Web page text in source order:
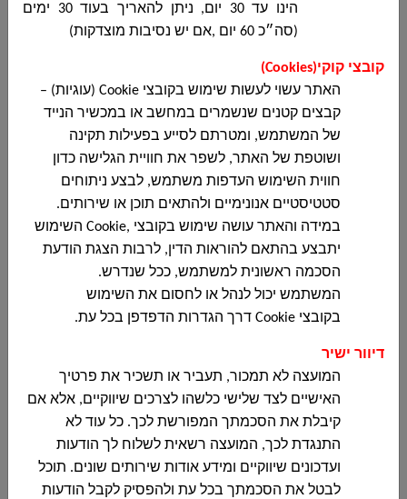
הודעה על הארכת מועד הגשה מכרז מס 09-
2025 לביצוע עבודות שיפוצים בבית ספר תיכון
مجلس دير الاسد المحلي
הודעה על הארכת מועד הגשה מכרז מס 09-2025
לביצוע עבודות שיפוצים בבית ספר תיכון...
פרסום חוזר מכרז 07-2025 לביצוע עבודות בנייה
ופיתוח מרכז יום טיפולי סיעודי למוגבליות
مجلس دير الاسد المحلي
פרסום חוזר מכרז 07-2025 לביצוע עבודות בנייה
ופיתוח מרכז יום טיפולי סיעודי למוגבליות...
מכרז 10-2025 לביצוע עבודות קבלניות – גינת גג
מרכז פיס קהילתי דיר אל אסד
مجلس دير الاسد المحلي
מכרז 10-2025 לביצוע עבודות קבלניות – גינת גג
מרכז פיס קהילתי דיר אל אסד ...
הינו עד 30 יום, ניתן להאריך בעוד 30 ימים
(סה״כ 60 יום ,אם יש נסיבות מוצדקות)
קובצי קוקי(Cookies)
האתר עשוי לעשות שימוש בקובצי Cookie (עוגיות) –
קבצים קטנים שנשמרים במחשב או במכשיר הנייד
של המשתמש, ומטרתם לסייע בפעילות תקינה
ושוטפת של האתר, לשפר את חוויית הגלישה כדון
חווית השימוש העדפות משתמש, לבצע ניתוחים
סטטיסטיים אנונימיים ולהתאים תוכן או שירותים.
במידה והאתר עושה שימוש בקובצי Cookie, השימוש
יתבצע בהתאם להוראות הדין, לרבות הצגת הודעת
הסכמה ראשונית למשתמש, ככל שנדרש.
המשתמש יכול לנהל או לחסום את השימוש
בקובצי Cookie דרך הגדרות הדפדפן בכל עת.
דיוור ישיר
המועצה לא תמכור, תעביר או תשכיר את פרטיך
האישיים לצד שלישי כלשהו לצרכים שיווקיים, אלא אם
קיבלת את הסכמתך המפורשת לכך. כל עוד לא
התנגדת לכך, המועצה רשאית לשלוח לך הודעות
ועדכונים שיווקיים ומידע אודות שירותים שונים. תוכל
לבטל את הסכמתך בכל עת ולהפסיק לקבל הודעות